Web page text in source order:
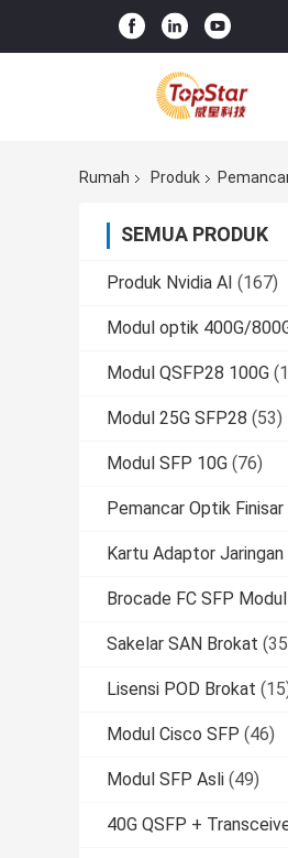
Rumah Produk
SEMUA PRODUK
Produk Nvidia AI (167)
Modul optik 400G/
Modul QSFP28 100G
Modul 25G SFP28 (53)
Modul SFP 10G (76)
Pemancar Optik Finisar
Kartu Adaptor Jaringan
Brocade FC SFP Modul
Sakelar SAN Brokat
Lisensi POD Brokat
Modul Cisco SFP (46)
Modul SFP Asli (49)
40G QSFP +